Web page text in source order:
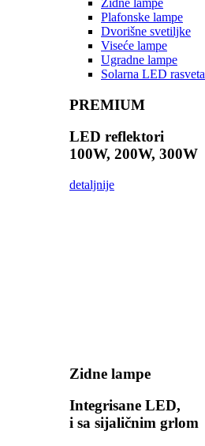
Plafonske lampe
Dvorišne svetiljke
Viseće lampe
Ugradne lampe
Solarna LED rasveta
PREMIUM
LED reflektori
100W, 200W, 300W
detaljnije
Zidne lampe
Integrisane LED,
i sa sijaličnim grlom